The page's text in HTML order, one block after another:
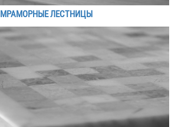
МРАМОРНЫЕ ЛЕСТНИЦЫ